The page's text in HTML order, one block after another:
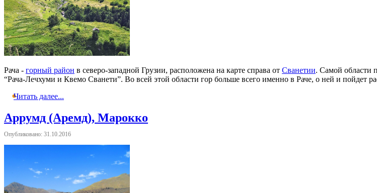
Рача - горный район в северо-западной Грузии, расположена на карте справа от Сванетии. Самой области
“Рача-Лечхуми и Квемо Сванети”. Во всей этой области гор больше всего именно в Раче, о ней и пойдет
Читать далее...
Аррумд (Аремд), Марокко
Опубликовано: 31.10.2016